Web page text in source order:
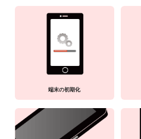
端末の初期化